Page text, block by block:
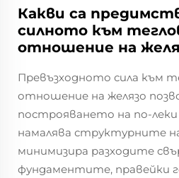
Какви са
силното към
отношение на
Превъзходното сила към
отношение на желязо
построяването на по-
намалява структурните
минимизира разходите
фундаментите, правейки